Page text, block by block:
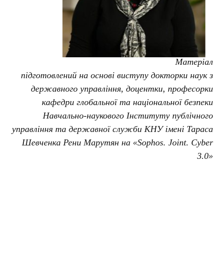
Матеріал
підготовлений на основі виступу докторки наук з
державного управління, доцентки, професорки
кафедри глобальної та національної безпеки
Навчально-наукового Інституту публічного
управління та державної служби КНУ імені Тараса
Шевченка Рени Марутян на «Sophos. Joint. Cyber
3.0»